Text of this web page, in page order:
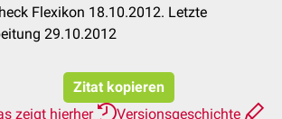
Flexikon 18.10.2012. Letzte
29.10.2012
Zitat kopieren
zeigt hierher
Versionsgeschichte